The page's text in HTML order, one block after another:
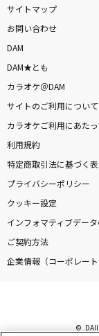
サイトマップ
お問い合わせ
DAM
DAM★とも
カラオケ＠DAM
サイトのご利用について
カラオケご利用にあた
利用規約
特定商取引法に基づく
プライバシーポリシー
クッキー設定
インフォマティブデー
ご契約方法
企業情報（コーポレート
©